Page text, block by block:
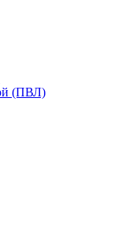
(ПВЛ)